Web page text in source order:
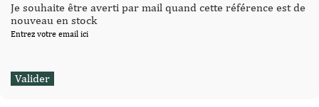
Je souhaite être averti par mail quand cette référence est de
nouveau en stock
Entrez votre email ici